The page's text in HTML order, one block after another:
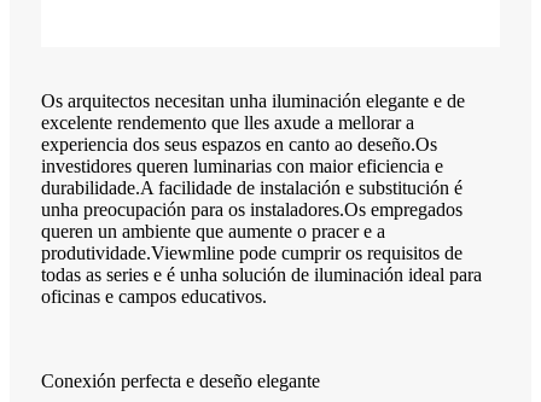
Os arquitectos necesitan unha iluminación elegante e de
excelente rendemento que lles axude a mellorar a
experiencia dos seus espazos en canto ao deseño.Os
investidores queren luminarias con maior eficiencia e
durabilidade.A facilidade de instalación e substitución é
unha preocupación para os instaladores.Os empregados
queren un ambiente que aumente o pracer e a
produtividade.Viewmline pode cumprir os requisitos de
todas as series e é unha solución de iluminación ideal para
oficinas e campos educativos.
Conexión perfecta e deseño elegante